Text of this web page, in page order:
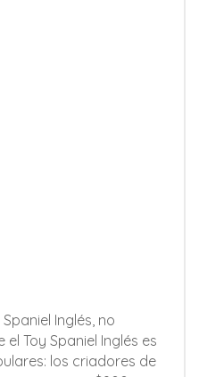
Inglés, no
Toy Spaniel Inglés es
los criadores de